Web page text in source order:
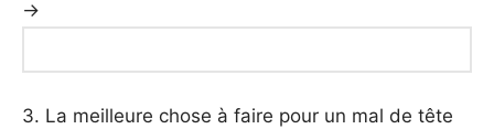
→
3. La meilleure chose à faire pour un mal de tête